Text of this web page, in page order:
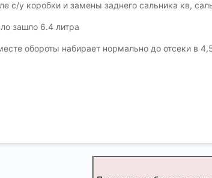
с/у коробки и замены заднего сальника кв,
зашло 6.4 литра
обороты набирает нормально до отсеки в